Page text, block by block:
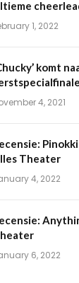
1, 2022
komt
4, 2021
Theater
4, 2022
6, 2022